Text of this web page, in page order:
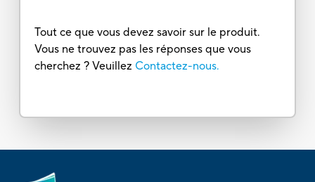
Tout ce que vous devez savoir sur le produit.
Vous ne trouvez pas les réponses que vous
cherchez ? Veuillez Contactez-nous.